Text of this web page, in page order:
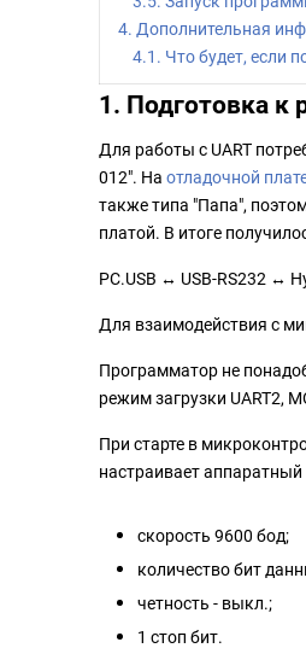
4. Дополнительная
4.1. Что будет, если
1. Подготовка к
Для работы с UART
012". На отладочной
также типа "Папа",
платой. В итоге
PC.USB ↔ USB-RS232 ↔
Для взаимодействия с
Программатор не
режим загрузки UART2,
При старте в
настраивает
скорость 9600 бод;
количество бит
четность - выкл.;
1 стоп бит.